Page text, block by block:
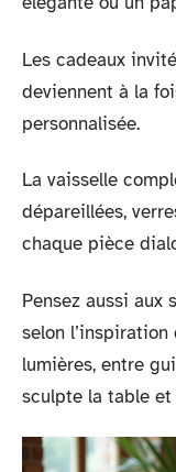
Les cadeaux
deviennent à la
personnalisée.
La vaisselle
dépareillées,
chaque pièce
Pensez aussi aux
selon l’inspiration
lumières, entre
sculpte la table